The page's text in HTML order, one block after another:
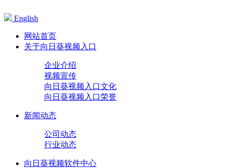
English
网站首页
关于向日葵视频入口
企业介绍
视频宣传
向日葵视频入口文化
向日葵视频入口荣誉
新闻动态
公司动态
行业动态
向日葵视频软件中心